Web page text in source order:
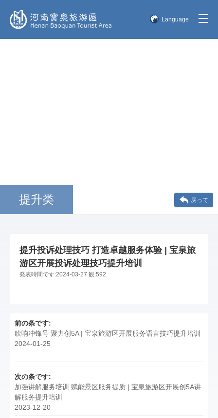
Language
提升类 戻って
提升投诉处理技巧 打造卓越服务体验 | 宝泉旅
游区开展投诉处理技巧提升培训
発表時間です:2024-03-27 観:592
前の条です:
吹响冲锋号 聚力创5A | 宝泉旅游区开展服务语言技巧提升培训
2024-01-25
次の条です:
加强讲解服务培训 赋能景区服务提质 | 宝泉旅游区开展创5A讲
解服务提升培训
2023-12-20